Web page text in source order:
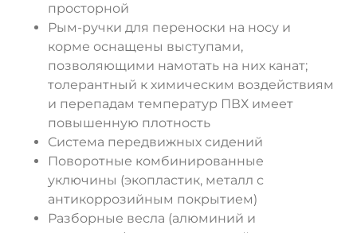
просторной
Рым-ручки для переноски на носу и
корме оснащены выступами,
позволяющими намотать на них канат;
толерантный к химическим воздействиям
и перепадам температур ПВХ имеет
повышенную плотность
Система передвижных сидений
Поворотные комбинированные
уключины (экопластик, металл с
антикоррозийным покрытием)
Разборные весла (алюминий и